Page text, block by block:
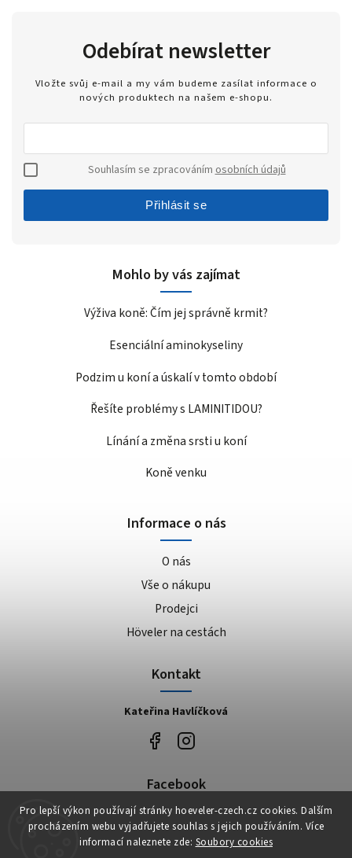
Pro lepší výkon používají stránky hoeveler-czech.cz cookies. Dalším
procházením webu vyjadřujete souhlas s jejich používáním. Více
informací naleznete zde: Soubory cookies
Mohlo by vás zajímat
Výživa koně: Čím jej správně krmit?
Esenciální aminokyseliny
Podzim u koní a úskalí v tomto období
Řešíte problémy s LAMINITIDOU?
Línání a změna srsti u koní
Koně venku
Informace o nás
O nás
Vše o nákupu
Prodejci
Höveler na cestách
Kontakt
Kateřina Havlíčková
Facebook
Höveler Czech
Odebírat newsletter
Vložte svůj e-mail a my vám budeme zasílat informace o
nových produktech na našem e-shopu.
Souhlasím se zpracovánímosobních údajů
Přihlásit se